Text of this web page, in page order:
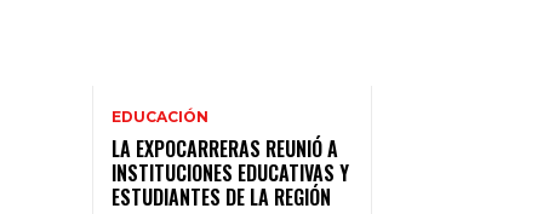
EDUCACIÓN
LA EXPOCARRERAS REUNIÓ A
INSTITUCIONES EDUCATIVAS Y
ESTUDIANTES DE LA REGIÓN